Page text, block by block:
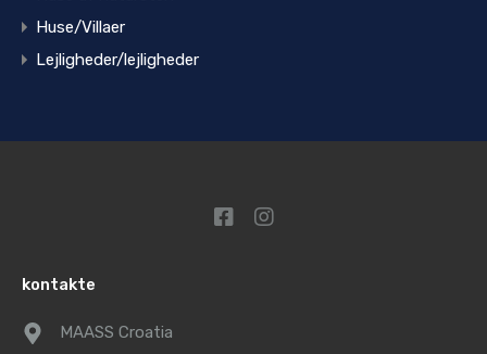
Huse/Villaer
Lejligheder/lejligheder
kontakte
MAASS Croatia